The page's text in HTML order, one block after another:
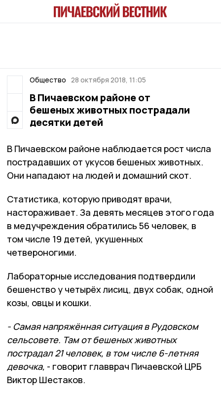
Общество 28 октября 2018, 11:05
В Пичаевском районе от
бешеных животных пострадали
десятки детей
В Пичаевском районе наблюдается рост числа
пострадавших от укусов бешеных животных.
Они нападают на людей и домашний скот.
Статистика, которую приводят врачи,
настораживает. За девять месяцев этого года
в медучреждения обратились 56 человек, в
том числе 19 детей, укушенных
четвероногими.
Лабораторные исследования подтвердили
бешенство у четырёх лисиц, двух собак, одной
козы, овцы и кошки.
- Самая напряжённая ситуация в Рудовском
сельсовете. Там от бешеных животных
пострадал 21 человек, в том числе 6-летняя
девочка, - говорит главврач Пичаевской ЦРБ
Виктор Шестаков.